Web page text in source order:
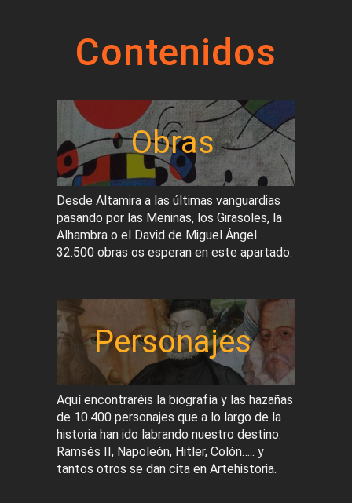
Contenidos
Obras
Desde Altamira a las últimas vanguardias
pasando por las Meninas, los Girasoles, la
Alhambra o el David de Miguel Ángel.
32.500 obras os esperan en este apartado.
Personajes
Aquí encontraréis la biografía y las hazañas
de 10.400 personajes que a lo largo de la
historia han ido labrando nuestro destino:
Ramsés II, Napoleón, Hitler, Colón….. y
tantos otros se dan cita en Artehistoria.